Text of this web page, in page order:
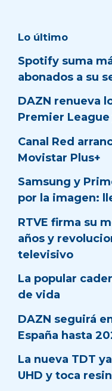
Lo último
Spotify suma
abonados a su
DAZN renueva
Premier League
Canal Red
Movistar Plus+
Samsung y
por la imagen:
RTVE firma su
años y
televisivo
La popular
de vida
DAZN seguirá
España hasta
La nueva TDT
UHD y toca